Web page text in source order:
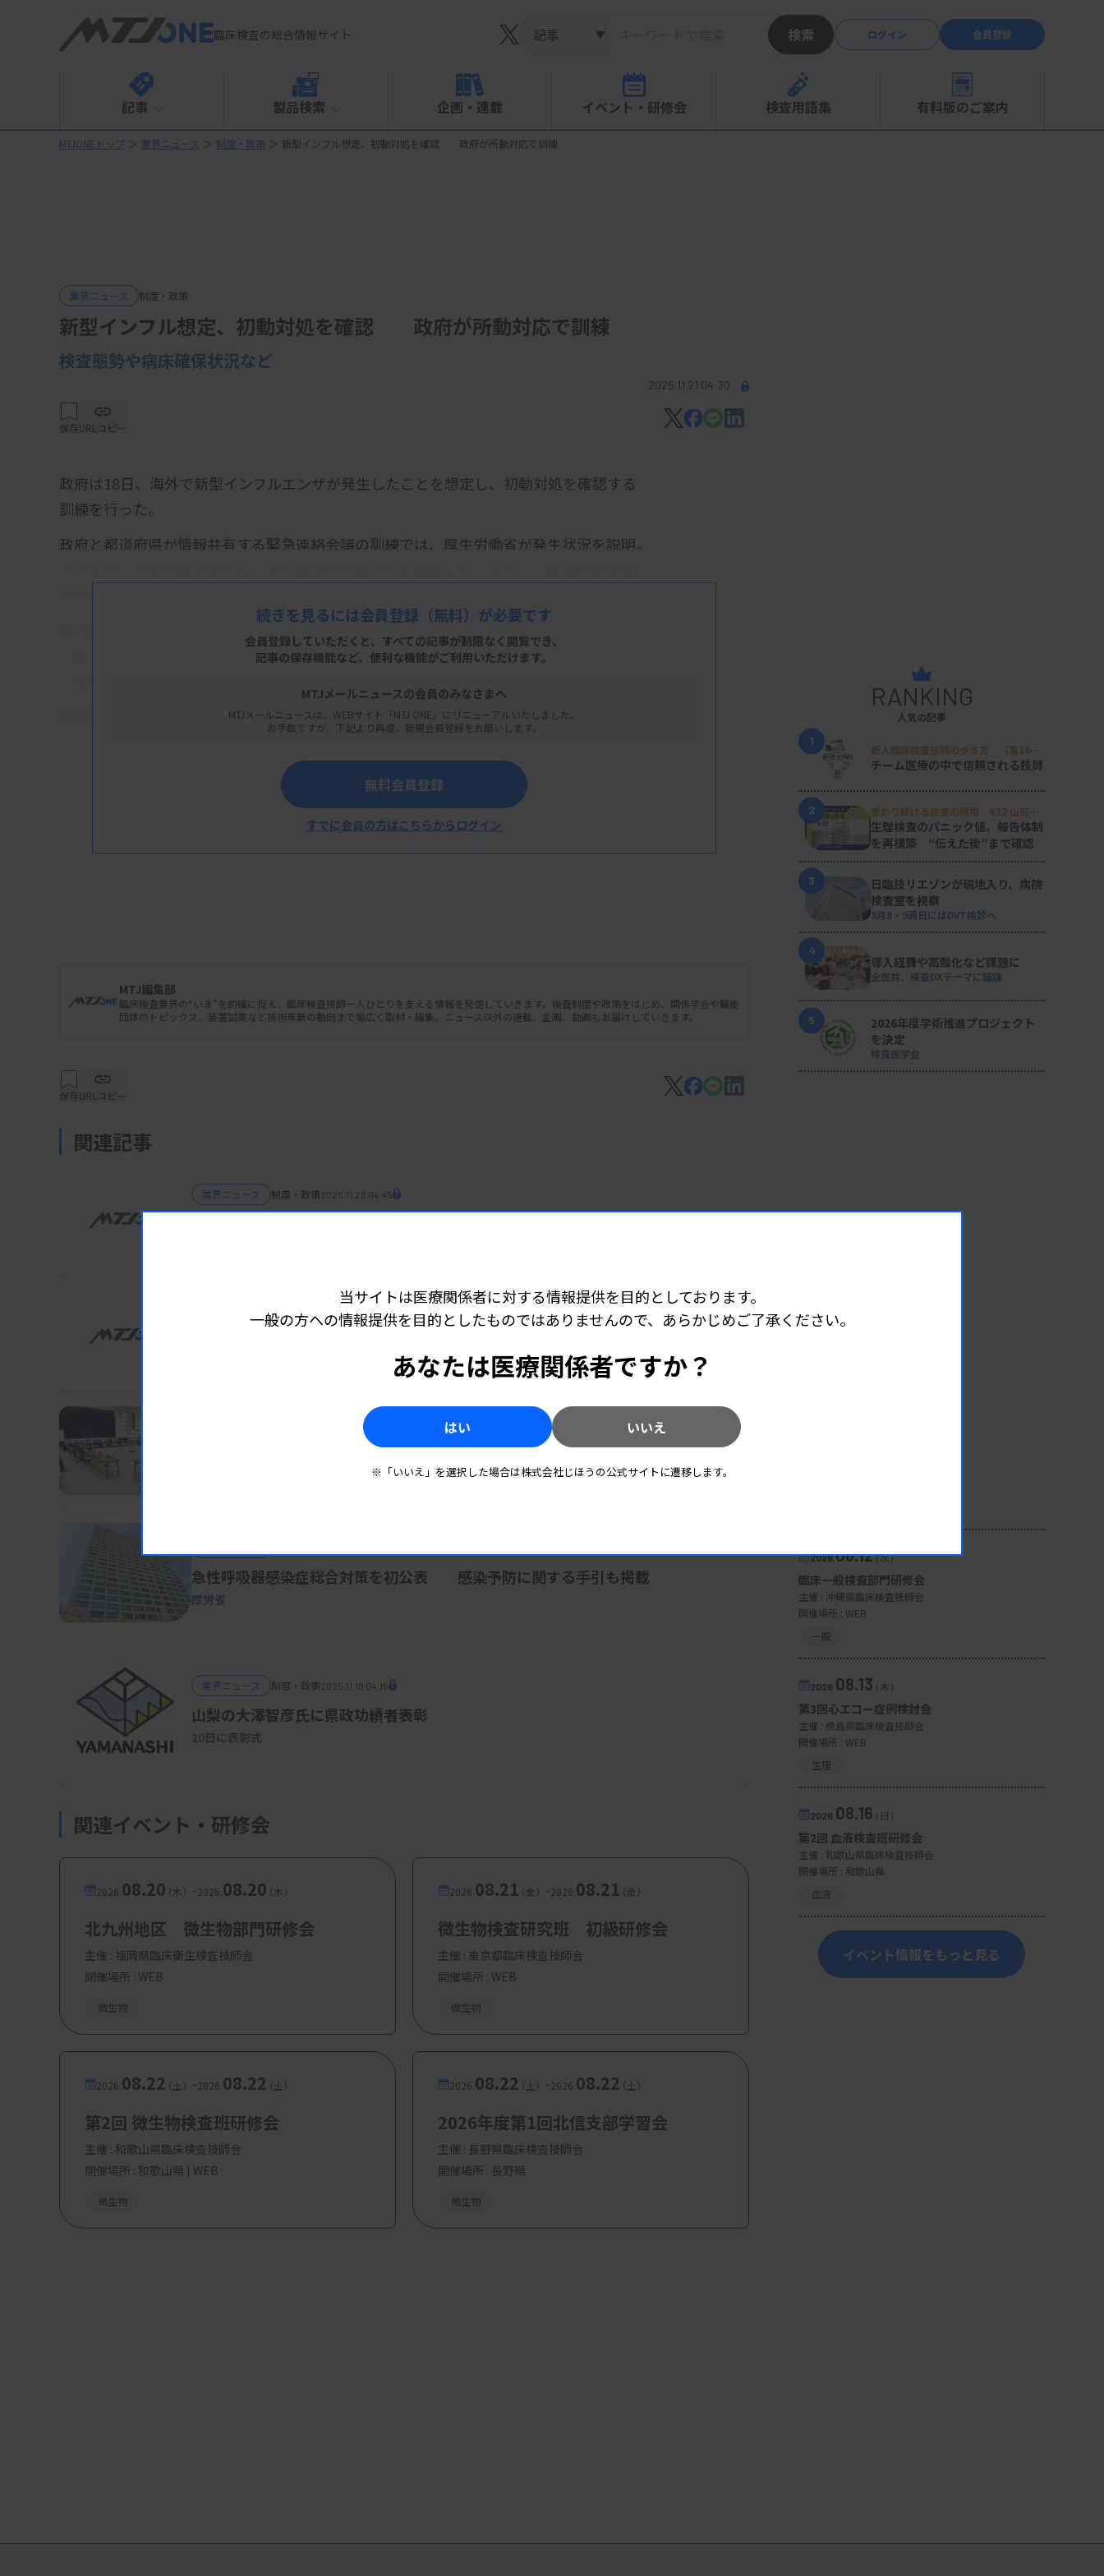
臨床検査の総合情報サイト ▼ 検索 ログイン 会員登録
記事 製品検索 企画・連載 イベント・研修会 検査用語集 有料版のご案内
MTJONEトップ ＞ 業界ニュース ＞ 制度・政策 ＞ 新型インフル想定、初動対処を確認 政府が所動対応で訓練
業界ニュース 制度・政策
新型インフル想定、初動対処を確認 政府が所動対応で訓練
検査態勢や病床確保状況など
2025.11.21 04:30
保存URLコピー
政府は18日、海外で新型インフルエンザが発生したことを想定し、初動対処を確認する
訓練を行った。
政府と都道府県が情報共有する緊急連絡会議の訓練では、厚生労働省が発生状況を説明。
城内実感染症危機管理担当相は終了後の講評で、平時からの備えを確実にするためには
「国と地方の緊密な連携が重要」と指摘。「政府としても点検、改善を続ける」とし、
訓練は昨年改定された「新型インフルエンザ等対策政府行動計画」に基づいて実施した。
続きを見るには会員登録 （無料）が必要です
会員登録していただくと、すべての記事が制限なく閲覧でき、
記事の保存機能など、便利な機能がご利用いただけます。
MTJメールニュースの会員のみなさまへ
MTJメールニュースは、WEBサイト「MTJ ONE」にリニューアルいたしました。
お手数ですが、下記より再度、新規会員登録をお願いします。
無料会員登録
すでに会員の方はこちらからログイン
MTJ編集部
臨床検査業界の“いま”を的確に捉え、臨床検査技師一人ひとりを支える情報を発信していきます。検査制度や政策をはじめ、関係学会や職能
団体のトピックス、装置試薬など技術革新の動向まで幅広く取材・編集。ニュース以外の連載、企画、動画もお届けしていきます。
保存URLコピー
関連記事
業界ニュース 制度・政策2025.11.28 04:45
制度・政策 2025.11.21 04:15
2025.11.19 06:30
検査3製品の保険適用を了承 「ID NOW RS ウイルス」など
急性呼吸器感染症総合対策を初公表 感染予防に関する手引も掲載
厚労省
業界ニュース 制度・政策2025.11.19 04:15
山梨の大澤智彦氏に県政功績者表彰
20日に表彰式
関連イベント・研修会
2026. 08.20（木） -2026. 08.20（木）
北九州地区 微生物部門研修会
主催 : 福岡県臨床衛生検査技師会
開催場所 : WEB
微生物
2026. 08.21（金） -2026. 08.21（金）
微生物検査研究班 初級研修会
主催 : 東京都臨床検査技師会
開催場所 : WEB
微生物
2026. 08.22（土） -2026. 08.22（土）
第2回 微生物検査班研修会
主催 : 和歌山県臨床検査技師会
開催場所 : 和歌山県 | WEB
微生物
2026. 08.22（土） -2026. 08.22（土）
2026年度第1回北信支部学習会
主催 : 長野県臨床検査技師会
開催場所 : 長野県
微生物
RANKING
人気の記事
1
新人臨床検査技師の歩き方 ［第16
回］
チーム医療の中で信頼される技師
2
変わり続ける検査の現場 #32 山形済
生病院
生理検査のパニック値、報告体制
を再構築 “伝えた後”まで確認
3
日臨技リエゾンが現地入り、病院
検査室を視察
8月8・9両日にはDVT検診へ
4
導入経費や高齢化など課題に
全医共、検査DXテーマに議論
5
2026年度学術推進プロジェクト
を決定
検査医学会
2026.08.12（水）
臨床一般検査部門研修会
主催 : 沖縄県臨床検査技師会
開催場所 : WEB
一般
2026. 08.13（木）
第3回心エコー症例検討会
主催 : 徳島県臨床検査技師会
開催場所 : WEB
生理
2026. 08.16（日）
第2回 血液検査班研修会
主催 : 和歌山県臨床検査技師会
開催場所 : 和歌山県
血液
イベント情報をもっと見る
当サイトは医療関係者に対する情報提供を目的としております。
一般の方への情報提供を目的としたものではありませんので、あらかじめご了承ください。
あなたは医療関係者ですか？
はい いいえ
※「いいえ」を選択した場合は株式会社じほうの公式サイトに遷移します。